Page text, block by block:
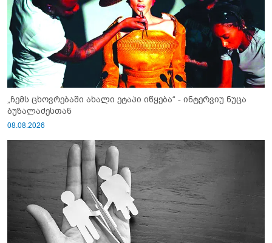
„ჩემს ცხოვრებაში ახალი ეტაპი იწყება“ - ინტერვიუ ნუცა
ბუზალაძესთან
08.08.2026